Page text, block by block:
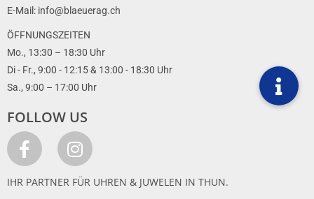
E-Mail: info@blaeuerag.ch
ÖFFNUNGSZEITEN
Mo., 13:30 – 18:30 Uhr
Di - Fr., 9:00 - 12:15 & 13:00 - 18:30 Uhr
Sa., 9:00 – 17:00 Uhr
FOLLOW US
IHR PARTNER FÜR UHREN & JUWELEN IN THUN.